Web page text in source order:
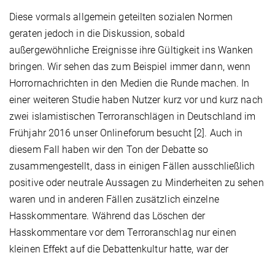
Diese vormals allgemein geteilten sozialen Normen
geraten jedoch in die Diskussion, sobald
außergewöhnliche Ereignisse ihre Gültigkeit ins Wanken
bringen. Wir sehen das zum Beispiel immer dann, wenn
Horrornachrichten in den Medien die Runde machen. In
einer weiteren Studie haben Nutzer kurz vor und kurz nach
zwei islamistischen Terroranschlägen in Deutschland im
Frühjahr 2016 unser Onlineforum besucht [2]. Auch in
diesem Fall haben wir den Ton der Debatte so
zusammengestellt, dass in einigen Fällen ausschließlich
positive oder neutrale Aussagen zu Minderheiten zu sehen
waren und in anderen Fällen zusätzlich einzelne
Hasskommentare. Während das Löschen der
Hasskommentare vor dem Terroranschlag nur einen
kleinen Effekt auf die Debattenkultur hatte, war der